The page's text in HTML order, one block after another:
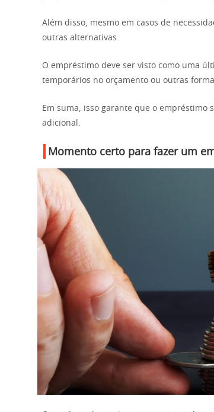
Além disso, mesmo em casos de
outras alternativas.
O empréstimo deve ser visto como uma
temporários no orçamento ou outras
Em suma, isso garante que o empréstimo
adicional.
Momento certo para fazer um